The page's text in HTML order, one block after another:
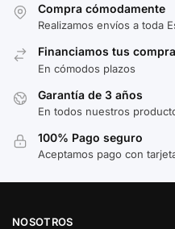
Compra cómodamente
Realizamos envíos a toda
Financiamos tus
En cómodos plazos
Garantía de 3 años
En todos nuestros
100% Pago seguro
Aceptamos pago con
NOSOTROS